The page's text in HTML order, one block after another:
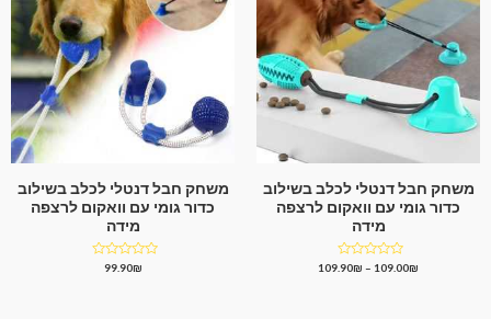
משחק חבל דנטלי לכלב בשילוב
כדור גומי עם וואקום לרצפה
מידה
דורג
109.00₪
–
109.90₪
משחק חבל דנטלי לכלב בשילוב
כדור גומי עם וואקום לרצפה
מידה
דורג 99.90₪